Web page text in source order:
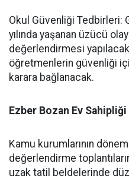
​Okul Güvenliği
yılında yaşanan üzücü
değerlendirmesi
öğretmenlerin güvenliği
karara bağlanacak.
​Ezber Bozan Ev
​Kamu kurumlarının
değerlendirme
uzak tatil beldelerinde